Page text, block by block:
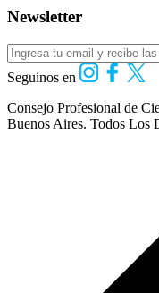
Newsletter
Seguinos en
Consejo Profesional de
Buenos Aires. Todos Los